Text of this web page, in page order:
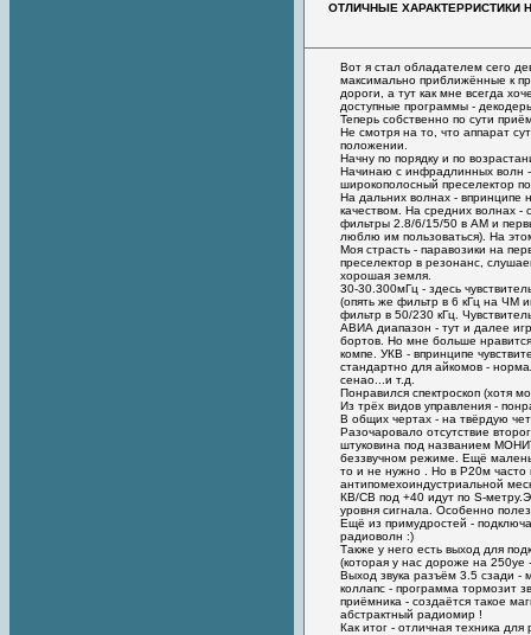
ОТЛИЧНЫЕ ХАРАКТЕРРИСТИКИ
Вот я стал обладателем сего
максимально приближённые к
дороги, а тут как мне всегда
доступные программы -
Теперь собственно по сути
Не смотря на то, что аппарат
положении.
Начну по порядку и по
Начинаю с инфрадлинных волн -
широкополосный преселектор
На дальних волнах - впринципе
качеством. На средних волнах -
фильтры 2.8/6/15/50 в АМ и
люблю им пользоваться). На
Моя страсть - паравозики на
преселектор в резонанс,
хорошая земля.
30-30.300мГц - здесь
(опять же фильтр в 6 кГц на ЧМ
фильтр в 50/230 кГц.
АВИА диапазон - тут и далее
бортов. Но мне больше
компе. УКВ - впринципе
стандартно для айкомов -
сенао...и т.д.
Понравился спектроскоп (хотя
Из трёх видов управления -
В общих чертах - на твёрдую
Разочаровало отсутствие
штуковина под названием
беззвучном режиме. Ещё
то и не нужно . Но в Р20м часто
антипомехоиндустриальной
КВ/СВ под +40 идут по S-
уровня сигнала. Особенно
Ещё из примудростей -
радиоволн :)
Также у него есть выход для
(которая у нас дороже на
Выход звука разъём 3.5 сзади -
коллапс - программа тормозит
приёмника - создаётся такое
абстрактный радиомир !
Как итог - отличная техника